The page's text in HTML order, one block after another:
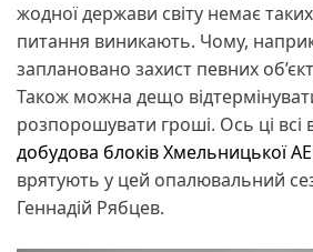
жодної держави світу немає
питання виникають. Чому,
заплановано захист певних
Також можна дещо
розпорошувати гроші. Ось ці всі
добудова блоків Хмельницької
врятують у цей опалювальний
Геннадій Рябцев.